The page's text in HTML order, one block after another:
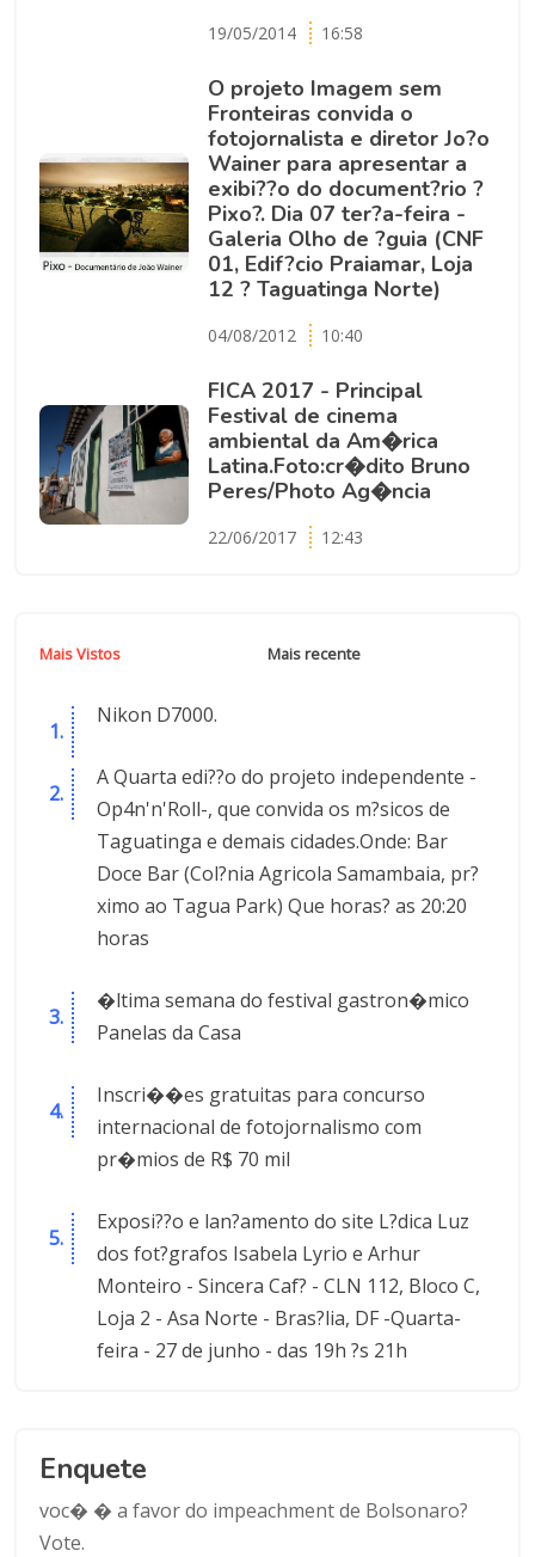
19/05/2014 16:58
O projeto Imagem sem
Fronteiras convida o
fotojornalista e diretor Jo?o
Wainer para apresentar a
exibi??o do document?rio ?
Pixo?. Dia 07 ter?a-feira -
Galeria Olho de ?guia (CNF
01, Edif?cio Praiamar, Loja
12 ? Taguatinga Norte)
04/08/2012 10:40
FICA 2017 - Principal
Festival de cinema
ambiental da Am�rica
Latina.Foto:cr�dito Bruno
Peres/Photo Ag�ncia
22/06/2017 12:43
Mais Vistos Mais recente
Nikon D7000.
A Quarta edi??o do projeto independente -
Op4n'n'Roll-, que convida os m?sicos de
Taguatinga e demais cidades.Onde: Bar
Doce Bar (Col?nia Agricola Samambaia, pr?
ximo ao Tagua Park) Que horas? as 20:20
horas
�ltima semana do festival gastron�mico
Panelas da Casa
Inscri��es gratuitas para concurso
internacional de fotojornalismo com
pr�mios de R$ 70 mil
Exposi??o e lan?amento do site L?dica Luz
dos fot?grafos Isabela Lyrio e Arhur
Monteiro - Sincera Caf? - CLN 112, Bloco C,
Loja 2 - Asa Norte - Bras?lia, DF -Quarta-
feira - 27 de junho - das 19h ?s 21h
Enquete
voc� � a favor do impeachment de Bolsonaro?
Vote.